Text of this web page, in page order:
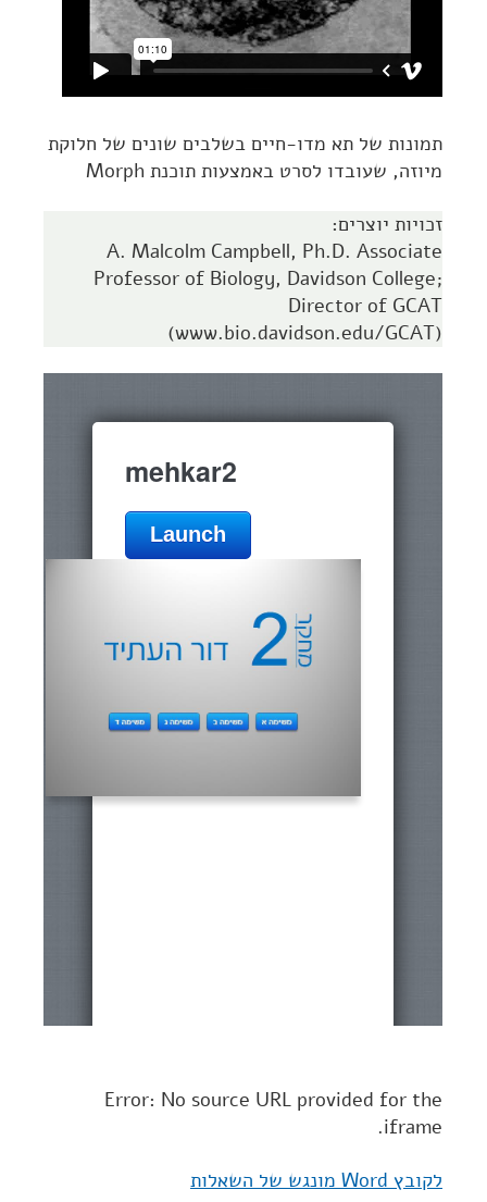
תמונות של תא מדו-חיים בשלבים שונים של חלוקת
מיוזה, שעובדו לסרט באמצעות תוכנת Morph
זכויות יוצרים:
A. Malcolm Campbell, Ph.D. Associate
Professor of Biology, Davidson College;
Director of GCAT
(www.bio.davidson.edu/GCAT)
Error: No source URL provided for the
iframe.
לקובץ Word מונגש של השאלות